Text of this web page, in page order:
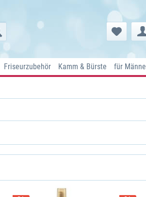
Friseurzubehör Kamm & Bürste für